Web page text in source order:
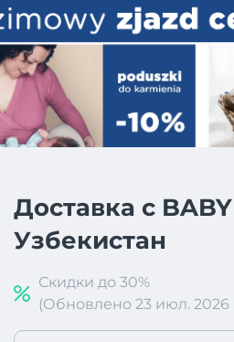
Доставка с
Узбекистан
Скидки до 30%
(Обновлено 23 июл. 2026